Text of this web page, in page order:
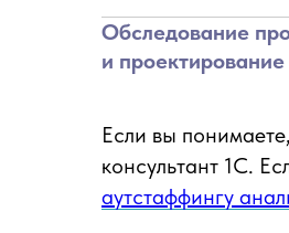
Обследование
и
Если вы
консультант 1С.
аутстаффингу